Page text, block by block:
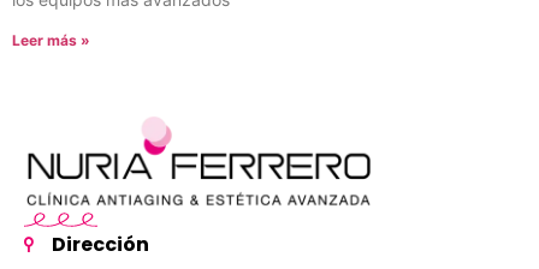
Leer más »
Dirección